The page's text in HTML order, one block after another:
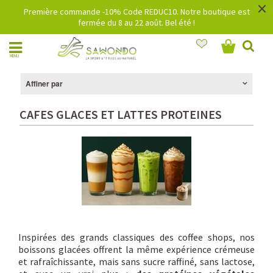
Première commande -10% Code REDUC10. Notre boutique est
fermée du 8 au 22 août. Bel été !
×
MENU
Affiner par
CAFES GLACES ET LATTES PROTEINES
Inspirées des grands classiques des coffee shops, nos
boissons glacées offrent la même expérience crémeuse
et rafraîchissante, mais sans sucre raffiné, sans lactose,